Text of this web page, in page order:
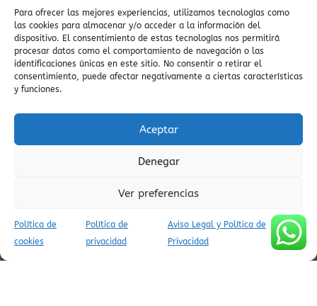
Para ofrecer las mejores experiencias, utilizamos tecnologías como
las cookies para almacenar y/o acceder a la información del
dispositivo. El consentimiento de estas tecnologías nos permitirá
procesar datos como el comportamiento de navegación o las
identificaciones únicas en este sitio. No consentir o retirar el
consentimiento, puede afectar negativamente a ciertas características
y funciones.
Aceptar
Denegar
Ver preferencias
Política de
cookies
Política de
privacidad
Aviso Legal y Política de
Privacidad
espectaculares Viaje visitas guiadas viajes
auténticos zona zero rutas viajar
a ainsa viajes con encanto ZEPA valle de Vió zona zero
viaje al pasado viaje auténtico valle salvaje zona zero
btt viaje al Pirineo visitas culturales viajes a Ainsa viaje
viajes culturales vistas pirineos
valle del Cinca
vistas panorámicas
AVISO LEGAL Y POLÍTICA DE PRIVACIDAD
POLÍTICA DE COOKIES (UE)